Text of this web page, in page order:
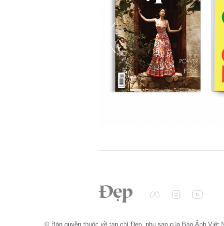
© Bản quyền thuộc về tạp chí Đẹp, phụ san của Báo Ảnh Việt